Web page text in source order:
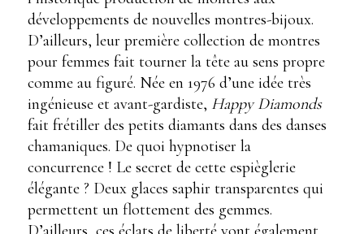
développements de nouvelles montres-bijoux.
D’ailleurs, leur première collection de montres
pour femmes fait tourner la tête au sens propre
comme au figuré. Née en 1976 d’une idée très
ingénieuse et avant-gardiste, Happy Diamonds
fait frétiller des petits diamants dans des danses
chamaniques. De quoi hypnotiser la
concurrence ! Le secret de cette espièglerie
élégante ? Deux glaces saphir transparentes qui
permettent un flottement des gemmes.